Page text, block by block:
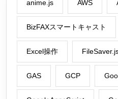
anime.js AWS
BizFAXスマートキャスト
Excel操作
GAS GCP